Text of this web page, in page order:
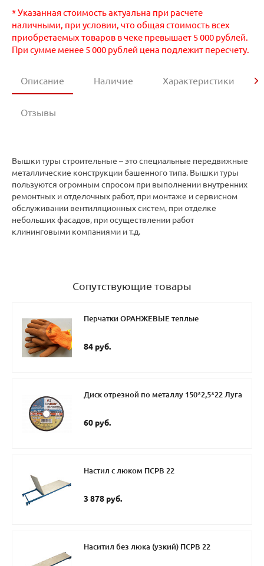
* Указанная стоимость актуальна при расчете
наличными, при условии, что общая стоимость всех
приобретаемых товаров в чеке превышает 5 000 рублей.
При сумме менее 5 000 рублей цена подлежит пересчету.
Описание Наличие Характеристики
Отзывы
Вышки туры строительные – это специальные передвижные
металлические конструкции башенного типа. Вышки туры
пользуются огромным спросом при выполнении внутренних
ремонтных и отделочных работ, при монтаже и сервисном
обслуживании вентиляционных систем, при отделке
небольших фасадов, при осуществлении работ
клининговыми компаниями и т.д.
Сопутствующие товары
Перчатки ОРАНЖЕВЫЕ теплые
84 руб.
Диск отрезной по металлу 150*2,5*22 Луга
60 руб.
Настил с люком ПСРВ 22
3 878 руб.
Наситил без люка (узкий) ПСРВ 22